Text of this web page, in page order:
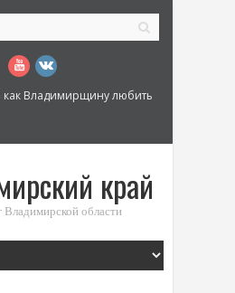
Владимирщину любить
край
Владимирской области